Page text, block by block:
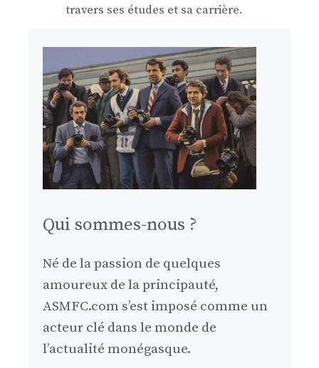
travers ses études et sa carrière.
Qui sommes-nous ?
Né de la passion de quelques
amoureux de la principauté,
ASMFC.com s’est imposé comme un
acteur clé dans le monde de
l’actualité monégasque.